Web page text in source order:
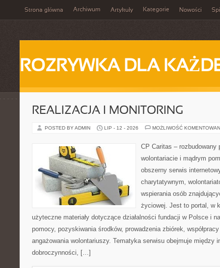
Strona główna Archiwum Artykuły Kategorie Nowości
ROZRYWKA DLA
REALIZACJA I MONITORING
POSTED BY ADMIN LIP - 12 - 2026 MOŻLIWOŚĆ
CP Caritas – rozbudowany
wolontariacie i mądrym
obszerny serwis
charytatywnym,
wspierania osób
życiowej. Jest to portal, w
użyteczne materiały dotyczące działalności fundacji w Polsce i
pomocy, pozyskiwania środków, prowadzenia zbiórek,
angażowania wolontariuszy. Tematyka serwisu obejmuje między
dobroczynności, […]